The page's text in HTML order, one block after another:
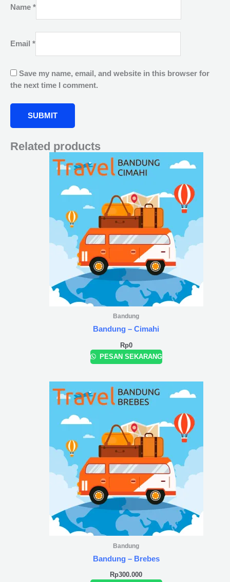
Name *
Email *
Save my name, email, and website in this browser for
the next time I comment.
Related products
Bandung
Bandung – Cimahi
Rp0
PESAN SEKARANG
Bandung
Bandung – Brebes
Rp300.000